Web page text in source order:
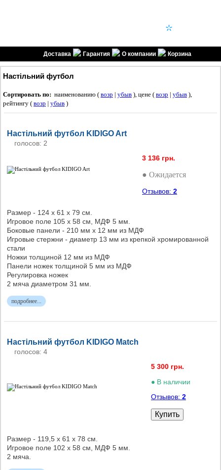
Доставка Гарантия О компании Корзина
Настільний футбол
Сортировать по: наименованию ( возр | убыв ), цене ( возр | убыв ),
рейтингу ( возр | убыв )
Настільний футбол KIDIGO Art
голосов: 2
3 136 грн.
● Ожидается
Отзывов: 2
Размер - 124 х 61 х 79 см.
Игровое поле 105 х 58 см, МДФ 5 мм.
Боковые панели - 210 мм х 12 мм из МДФ
Игровые стержни - диаметр 13 мм из крепкой хромированной
стали
Ножки толщиной 12 мм из МДФ
Панели ножек толщиной 5 мм из МДФ
Регулировка ножек
2 мяча диаметром 31 мм.
подробнее...
Настільний футбол KIDIGO Match
голосов: 4
5 300 грн.
● В наличии
Отзывов: 2
Купить
Размер - 119,5 х 61 х 78 см.
Игровое поле 102 х 58 см, МДФ 5 мм.
2 мяча.